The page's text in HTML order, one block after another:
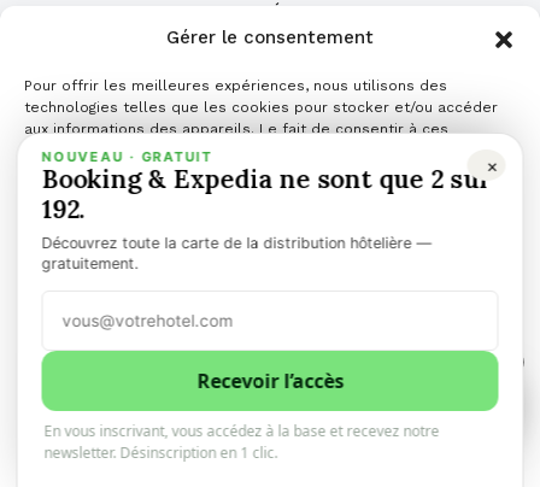
Gérer le consentement
Pour offrir les meilleures expériences, nous utilisons des
technologies telles que les cookies pour stocker et/ou accéder
aux informations des appareils. Le fait de consentir à ces
technologies nous permettra de traiter des données telles que le
comportement de navigation ou les ID uniques sur ce site. Le fait
de ne pas consentir ou de retirer son consentement peut avoir un
effet négatif sur certaines caractéristiques et fonctions.
Gérer les services
Accepter
Refuser
Voir les préférences
COMMUNIQUÉ DE PRESSE
Cliquez ici pour publier votre communiqué de
presse
TOP NEWS
👉 NEWSLETTER
L'actualité hôtelière résumée et simplifiée pour
vous faire gagner du temps
×
NOUVEAU · GRATUIT
Booking & Expedia ne sont que 2 sur
192.
Découvrez toute la carte de la distribution hôtelière —
gratuitement.
Recevoir l’accès
En vous inscrivant, vous accédez à la base et recevez notre
newsletter. Désinscription en 1 clic.